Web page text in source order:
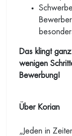
Das klingt
wenigen
Bewerbung!
Über Korian
„Jeden in